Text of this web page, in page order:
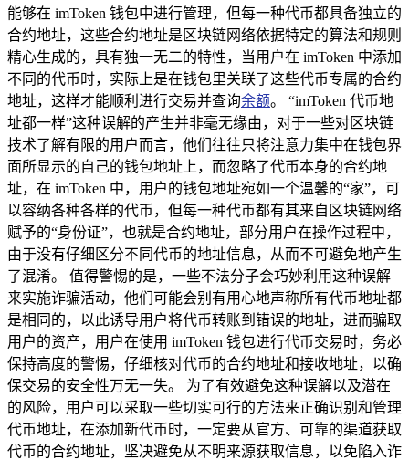
能够在 imToken 钱包中进行管理，但每一种代币都具备独立的
合约地址，这些合约地址是区块链网络依据特定的算法和规则
精心生成的，具有独一无二的特性，当用户在 imToken 中添加
不同的代币时，实际上是在钱包里关联了这些代币专属的合约
地址，这样才能顺利进行交易并查询余额。 “imToken 代币地
址都一样”这种误解的产生并非毫无缘由，对于一些对区块链
技术了解有限的用户而言，他们往往只将注意力集中在钱包界
面所显示的自己的钱包地址上，而忽略了代币本身的合约地
址，在 imToken 中，用户的钱包地址宛如一个温馨的“家”，可
以容纳各种各样的代币，但每一种代币都有其来自区块链网络
赋予的“身份证”，也就是合约地址，部分用户在操作过程中，
由于没有仔细区分不同代币的地址信息，从而不可避免地产生
了混淆。 值得警惕的是，一些不法分子会巧妙利用这种误解
来实施诈骗活动，他们可能会别有用心地声称所有代币地址都
是相同的，以此诱导用户将代币转账到错误的地址，进而骗取
用户的资产，用户在使用 imToken 钱包进行代币交易时，务必
保持高度的警惕，仔细核对代币的合约地址和接收地址，以确
保交易的安全性万无一失。 为了有效避免这种误解以及潜在
的风险，用户可以采取一些切实可行的方法来正确识别和管理
代币地址，在添加新代币时，一定要从官方、可靠的渠道获取
代币的合约地址，坚决避免从不明来源获取信息，以免陷入诈